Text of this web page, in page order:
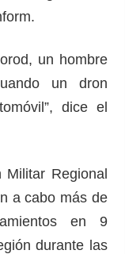
un hombre
un dron
dice el
Militar Regional
a cabo más de
en 9
durante las